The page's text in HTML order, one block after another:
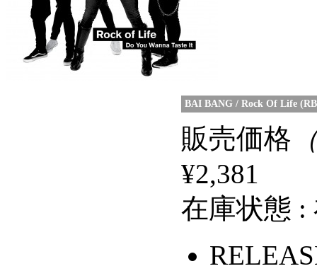
BAI BANG / Rock Of Life
販売価格
¥2,381
在庫状態 :